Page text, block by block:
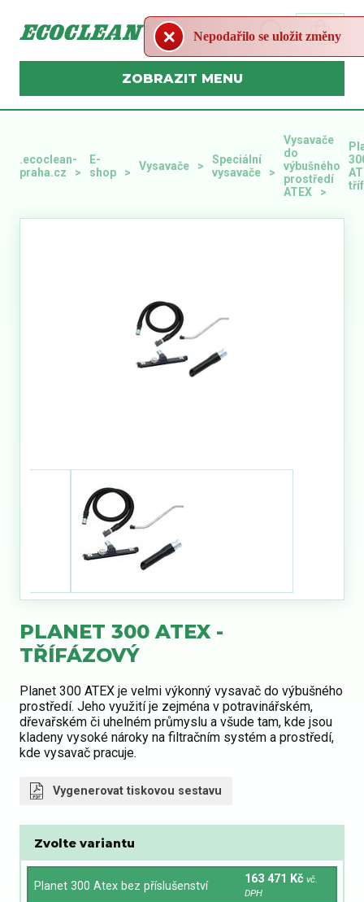
MENU
.ecoclean-
praha.cz
E-
shop
Vysavače
Speciální
vysavače
Vysavače
do
výbušného
prostředí
ATEX
PLANET 300 ATEX -
TŘÍFÁZOVÝ
Planet 300 ATEX je velmi výkonný vysavač do výbušného
prostředí. Jeho využití je zejména v potravinářském,
dřevařském či uhelném průmyslu a všude tam, kde jsou
kladeny vysoké nároky na filtračním systém a prostředí,
kde vysavač pracuje.
Vygenerovat tiskovou sestavu
Zvolte variantu
Planet 300 Atex bez příslušenství 163 471 Kč vč.
DPH
Nepodařilo se uložit změny